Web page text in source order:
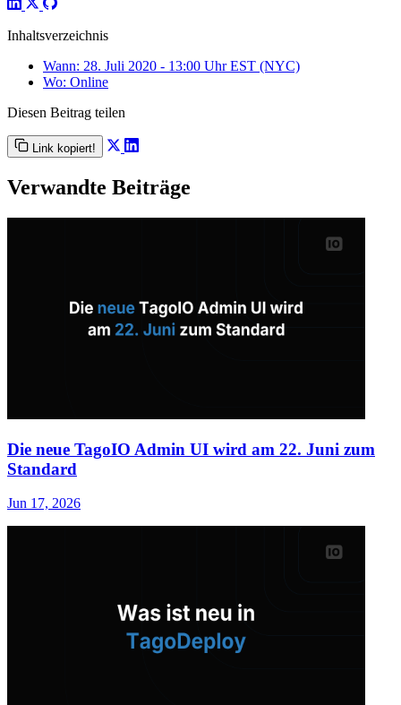
Inhaltsverzeichnis
Wann: 28. Juli 2020 - 13:00 Uhr EST (NYC)
Wo: Online
Diesen Beitrag teilen
Link kopiert!
Verwandte Beiträge
Die neue TagoIO Admin UI wird am 22. Juni zum
Standard
Jun 17, 2026